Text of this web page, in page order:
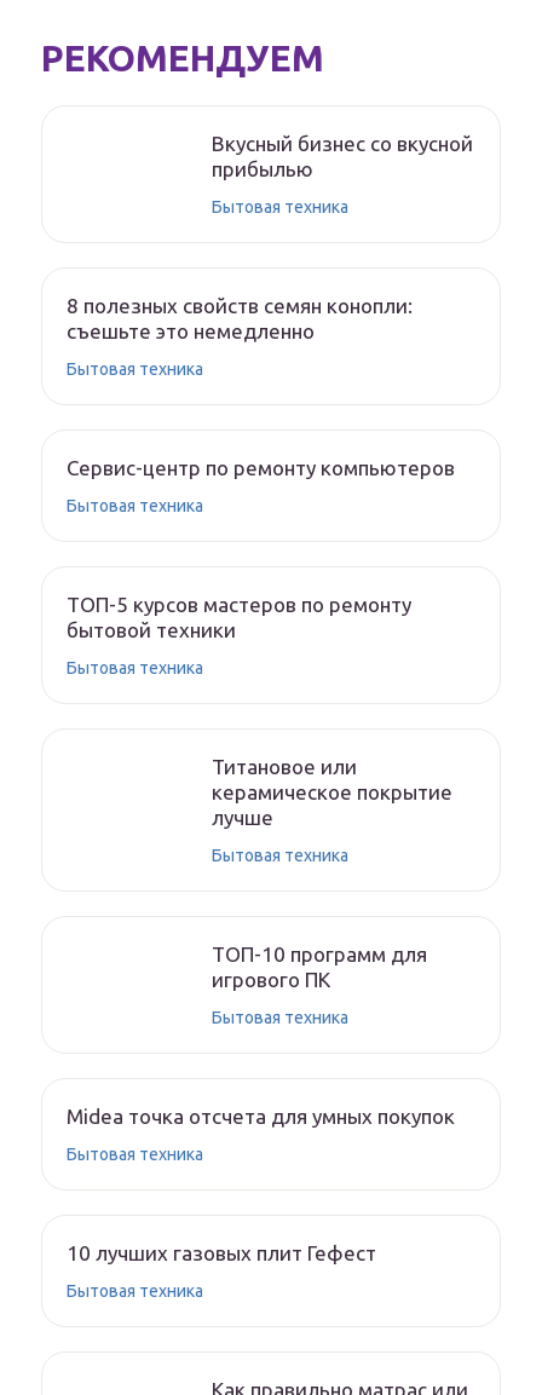
РЕКОМЕНДУЕМ
Вкусный бизнес со вкусной
прибылью
Бытовая техника
8 полезных свойств семян конопли:
съешьте это немедленно
Бытовая техника
Сервис-центр по ремонту компьютеров
Бытовая техника
ТОП-5 курсов мастеров по ремонту
бытовой техники
Бытовая техника
Титановое или
керамическое покрытие
лучше
Бытовая техника
ТОП-10 программ для
игрового ПК
Бытовая техника
Midea точка отсчета для умных покупок
Бытовая техника
10 лучших газовых плит Гефест
Бытовая техника
Как правильно матрас или